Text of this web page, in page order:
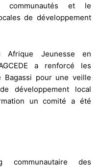
et le
de développement
Afrique Jeunesse en
a renforcé les
Bagassi pour une veille
développement local
un comité a été
des